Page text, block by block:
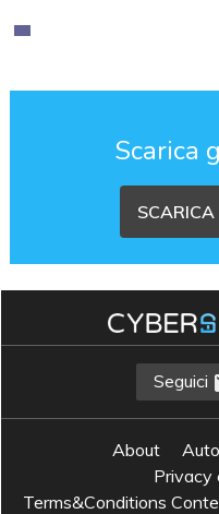
Scarica
Seguici
About
Privacy
Terms&Conditions